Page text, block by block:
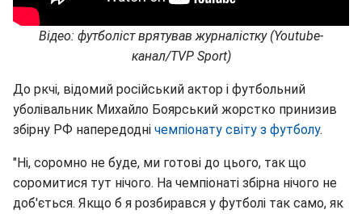
Відео: футболіст врятував журналістку (Youtube-
канал/TVP Sport)
До ркчі, відомий російський актор і футбольний
уболівальник Михайло Боярський жорстко принизив
збірну РФ напередодні чемпіонату світу з футболу.
"Ні, соромно не буде, ми готові до цього, так що
соромитися тут нічого. На чемпіонаті збірна нічого не
доб'ється. Якщо б я розбирався у футболі так само, як